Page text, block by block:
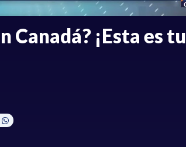
Canadá? ¡Esta es tu